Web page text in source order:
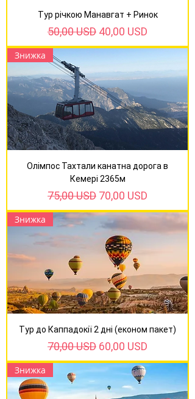
Тур річкою Манавгат + Ринок
Звичайна ціна
50,00 USD За розпродажем
40,00 USD
Знижка
Олімпос Тахтали канатна дорога в
Кемері 2365м
Звичайна ціна
75,00 USD За розпродажем
70,00 USD
Знижка
Тур до Каппадокії 2 дні (економ пакет)
Звичайна ціна
70,00 USD За розпродажем
60,00 USD
Знижка